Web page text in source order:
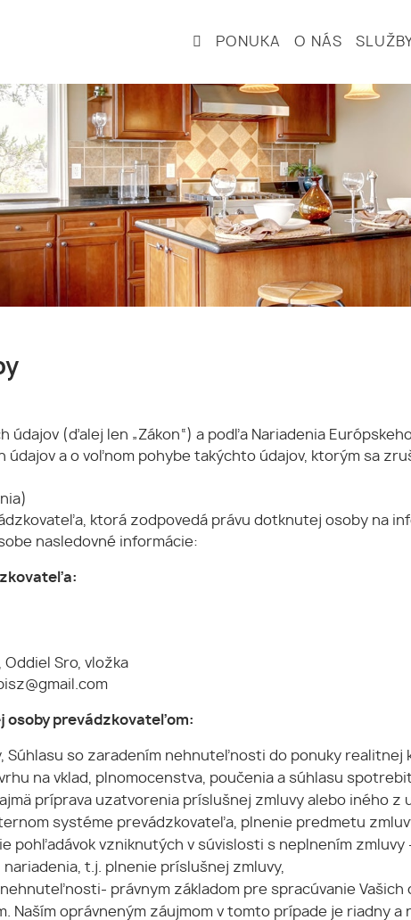
PONUKA O NÁS
údajov (ďalej len „Zákon“) a podľa Nariadenia
a o voľnom pohybe takýchto údajov, ktorým sa
ktorá zodpovedá právu dotknutej osoby na
nasledovné informácie:
Sro, vložka
osoby prevádzkovateľom:
Súhlasu so zaradením nehnuteľnosti do ponuky
na vklad, plnomocenstva, poučenia a súhlasu
príprava uzatvorenia príslušnej zmluvy alebo iného z
systéme prevádzkovateľa, plnenie predmetu
pohľadávok vzniknutých v súvislosti s neplnením
t.j. plnenie príslušnej zmluvy,
právnym základom pre spracúvanie
Naším oprávneným záujmom v tomto prípade je riadny